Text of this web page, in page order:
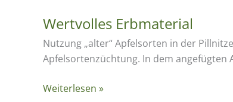
Wertvolles Erbmaterial
Nutzung „alter“ Apfelsorten in der
Apfelsortenzüchtung. In dem
Wertvolles
Weiterlesen »